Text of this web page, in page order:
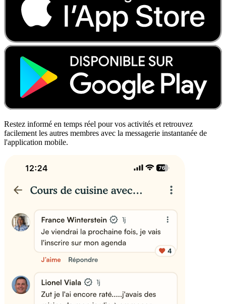
Restez informé en temps réel pour vos activités et retrouvez
facilement les autres membres avec la messagerie instantanée de
l'application mobile.